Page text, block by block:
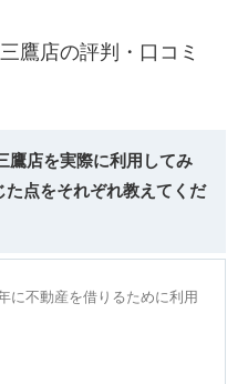
鷹店の評判・口コミ
鷹店を実際に利用してみ
点をそれぞれ教えてくだ
に不動産を借りるために利用